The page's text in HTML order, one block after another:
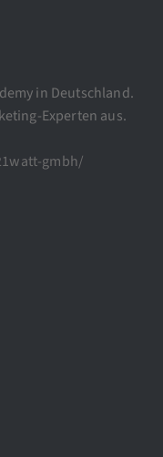
in Deutschland.
Experten aus.
gmbh/